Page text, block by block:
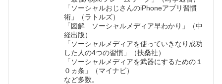
「ソーシャルおじさんのiPhoneアプリ習慣
術」（ラトルズ）
「図解 ソーシャルメディア早わかり」（中
経出版）
「ソーシャルメディアを使っていきなり成功
した人の4つの習慣」（扶桑社）
「ソーシャルメディアを武器にするための１
０ヵ条」（マイナビ）
など多数。